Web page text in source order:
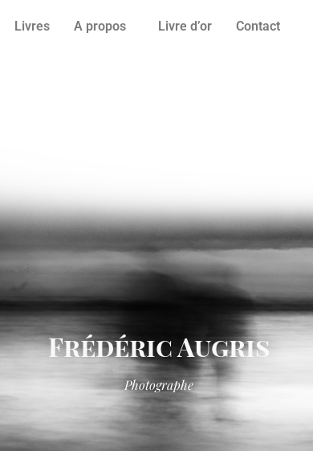
Livres A propos Livre d’or Contact
Frédéric Augris
Photographe